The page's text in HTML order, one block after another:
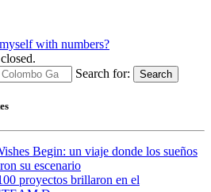
with numbers?
Search for:
Search
Begin: un viaje donde los sueños
su escenario
proyectos brillaron en el